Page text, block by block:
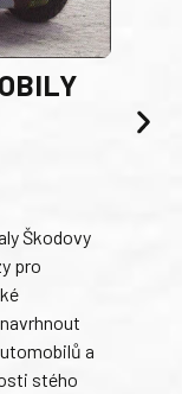
Škodovy
pro
a
stého